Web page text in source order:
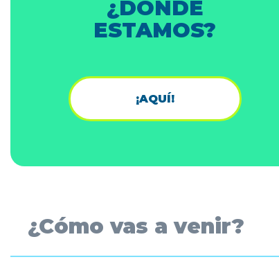
¿DÓNDE
ESTAMOS?
¡AQUÍ!
¿Cómo vas a venir?